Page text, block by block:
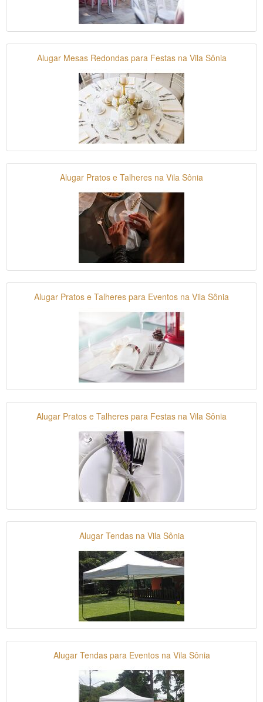
Alugar Mesas Redondas para Festas na Vila Sônia
Alugar Pratos e Talheres na Vila Sônia
Alugar Pratos e Talheres para Eventos na Vila Sônia
Alugar Pratos e Talheres para Festas na Vila Sônia
Alugar Tendas na Vila Sônia
Alugar Tendas para Eventos na Vila Sônia